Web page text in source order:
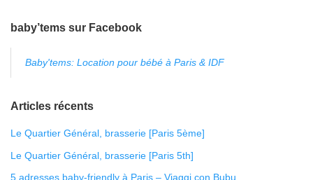
baby’tems sur Facebook
Baby'tems: Location pour bébé à Paris & IDF
Articles récents
Le Quartier Général, brasserie [Paris 5ème]
Le Quartier Général, brasserie [Paris 5th]
5 adresses baby-friendly à Paris – Viaggi con Bubu